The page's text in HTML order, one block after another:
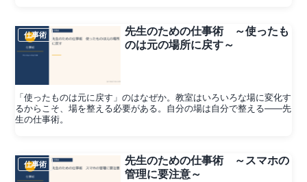
仕事術
先生のための仕事術 ～使ったも
のは元の場所に戻す～
「使ったものは元に戻す」のはなぜか。教室はいろいろな場に変化す
るからこそ、場を整える必要がある。自分の場は自分で整える——先
生の仕事術。
仕事術
先生のための仕事術 ～スマホの
管理に要注意～